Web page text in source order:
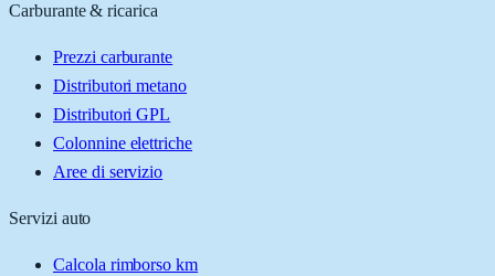
Carburante & ricarica
Prezzi carburante
Distributori metano
Distributori GPL
Colonnine elettriche
Aree di servizio
Servizi auto
Calcola rimborso km